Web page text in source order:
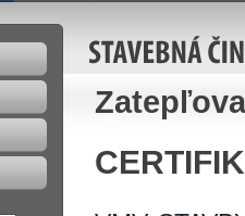
STAVEBNÁ